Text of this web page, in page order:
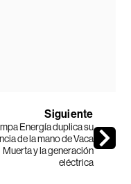
Siguiente
Energía duplica su
de la mano de Vaca
Muerta y la generación
eléctrica